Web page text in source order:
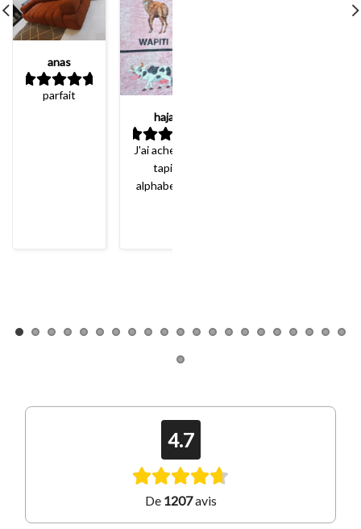
anas
parfait
hajar
J'ai acheté le
tapis
alphabet il a
graphisme!
4.7
De 1207avis